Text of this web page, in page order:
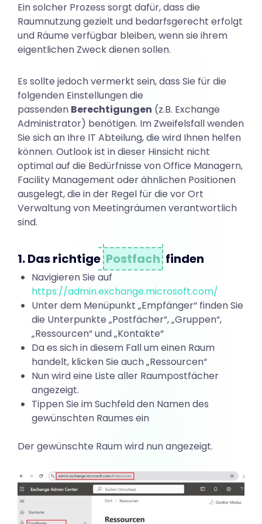
a
g
e
n
ü
M
e
e
Ein solcher Prozess sorgt dafür, dass die
Raumnutzung gezielt und bedarfsgerecht erfolgt
und Räume verfügbar bleiben, wenn sie ihrem
eigentlichen Zweck dienen sollen.
Es sollte jedoch vermerkt sein, dass Sie für die
folgenden Einstellungen die
passenden Berechtigungen (z.B. Exchange
Administrator) benötigen. Im Zweifelsfall wenden
Sie sich an Ihre IT Abteilung, die wird Ihnen helfen
können. Outlook ist in dieser Hinsicht nicht
optimal auf die Bedürfnisse von Office Managern,
Facility Management oder ähnlichen Positionen
ausgelegt, die in der Regel für die vor Ort
Verwaltung von Meetingräumen verantwortlich
sind.
1. Das richtige Postfach finden
Navigieren Sie auf
https://admin.exchange.microsoft.com/
Unter dem Menüpunkt „Empfänger“ finden Sie
die Unterpunkte „Postfächer“, „Gruppen“,
„Ressourcen“ und „Kontakte“
Da es sich in diesem Fall um einen Raum
handelt, klicken Sie auch „Ressourcen“
Nun wird eine Liste aller Raumpostfächer
angezeigt.
Tippen Sie im Suchfeld den Namen des
gewünschten Raumes ein
Der gewünschte Raum wird nun angezeigt.